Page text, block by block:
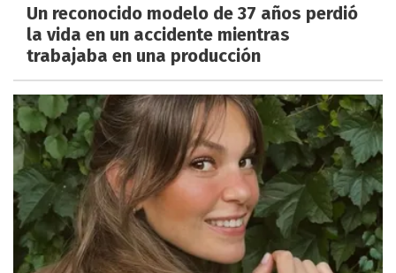
Un reconocido modelo de 37 años perdió
la vida en un accidente mientras
trabajaba en una producción